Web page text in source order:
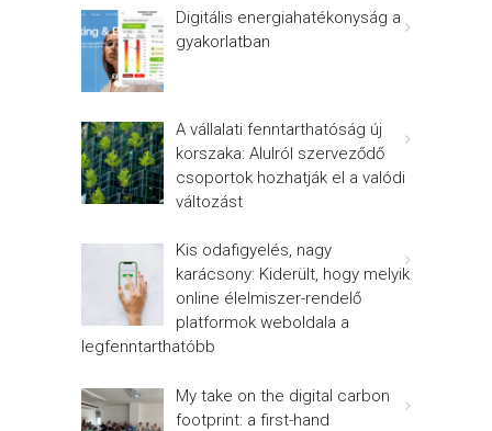
Digitális energiahatékonyság a
gyakorlatban
A vállalati fenntarthatóság új
korszaka: Alulról szerveződő
csoportok hozhatják el a valódi
változást
Kis odafigyelés, nagy
karácsony: Kiderült, hogy melyik
online élelmiszer-rendelő
platformok weboldala a
legfenntarthatóbb
My take on the digital carbon
footprint: a first-hand